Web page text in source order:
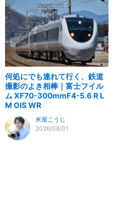
何処にでも連れて行く、鉄道
撮影のよき相棒｜富士フイル
ム XF70-300mmF4-5.6 R L
M OIS WR
米屋こうじ
2026/08/01